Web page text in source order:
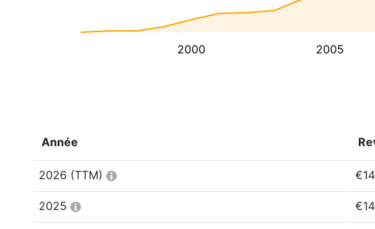
2000 2005
Année
2026 (TTM)
2025